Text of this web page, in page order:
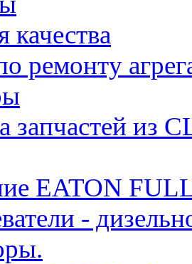
качества
ремонту
запчастей
EATON
-